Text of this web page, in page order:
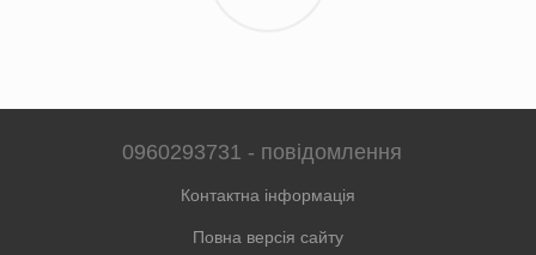
0960293731 - повідомлення
Контактна інформація
Повна версія сайту